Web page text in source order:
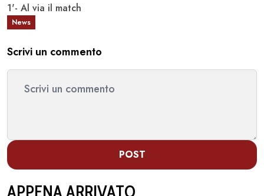
1'- Al via il match
News
Scrivi un commento
POST
APPENA ARRIVATO